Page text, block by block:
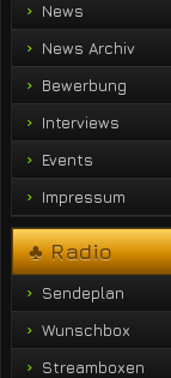
News
News Archiv
Bewerbung
Interviews
Events
Impressum
♣ Radio
Sendeplan
Wunschbox
Streamboxen